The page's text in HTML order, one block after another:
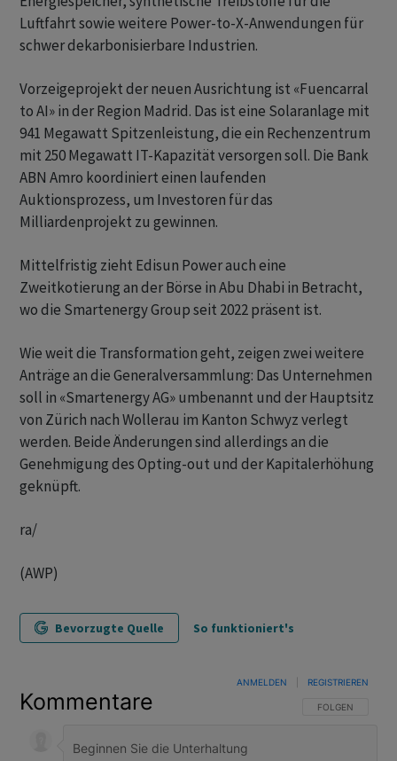
Luftfahrt sowie weitere Power-to-X-Anwendungen für
schwer dekarbonisierbare Industrien.
Vorzeigeprojekt der neuen Ausrichtung ist «Fuencarral
to AI» in der Region Madrid. Das ist eine Solaranlage mit
941 Megawatt Spitzenleistung, die ein Rechenzentrum
mit 250 Megawatt IT-Kapazität versorgen soll. Die Bank
ABN Amro koordiniert einen laufenden
Auktionsprozess, um Investoren für das
Milliardenprojekt zu gewinnen.
Mittelfristig zieht Edisun Power auch eine
Zweitkotierung an der Börse in Abu Dhabi in Betracht,
wo die Smartenergy Group seit 2022 präsent ist.
Wie weit die Transformation geht, zeigen zwei weitere
Anträge an die Generalversammlung: Das Unternehmen
soll in «Smartenergy AG» umbenannt und der Hauptsitz
von Zürich nach Wollerau im Kanton Schwyz verlegt
werden. Beide Änderungen sind allerdings an die
Genehmigung des Opting-out und der Kapitalerhöhung
geknüpft.
ra/
(AWP)
Bevorzugte Quelle So funktioniert's
Kommentare FOLGE DIESER
FOLGEN
ANMELDEN REGISTRIEREN